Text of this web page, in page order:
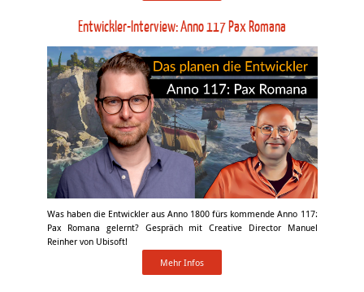
Entwickler-Interview: Anno 117 Pax Romana
Was haben die Entwickler aus Anno 1800 fürs kommende Anno 117:
Pax Romana gelernt? Gespräch mit Creative Director Manuel
Reinher von Ubisoft!
Mehr Infos